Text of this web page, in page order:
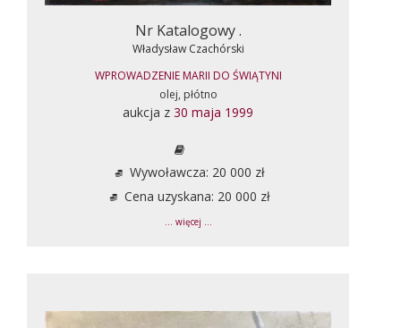
Nr Katalogowy .
Władysław Czachórski
WPROWADZENIE MARII DO ŚWIĄTYNI
olej, płótno
aukcja z 30 maja 1999
Wywoławcza: 20 000 zł
Cena uzyskana: 20 000 zł
... więcej ...